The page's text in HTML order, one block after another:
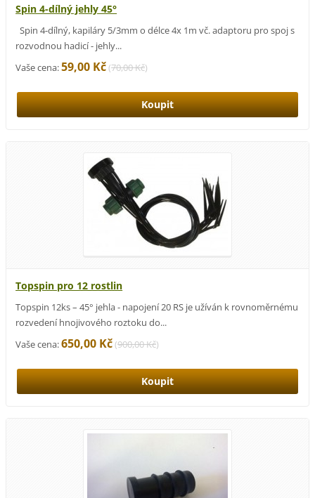
Spin 4-dílný jehly 45°
Spin 4-dílný, kapiláry 5/3mm o délce 4x 1m vč. adaptoru pro spoj s
rozvodnou hadicí - jehly...
Vaše cena:59,00 Kč(70,00 Kč)
Topspin pro 12 rostlin
Topspin 12ks – 45° jehla - napojení 20 RS je užíván k rovnoměrnému
rozvedení hnojivového roztoku do...
Vaše cena:650,00 Kč(900,00 Kč)